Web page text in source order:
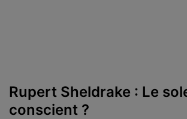
Rupert Sheldrake : Le
conscient ?